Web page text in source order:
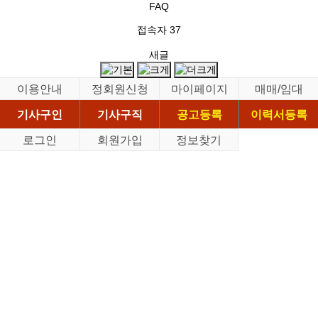
FAQ
접속자 37
새글
이용안내 정회원신청 마이페이지
매매/임대
기사구인
기사구직 공고등록
이력서등록
로그인
회원가입 정보찾기